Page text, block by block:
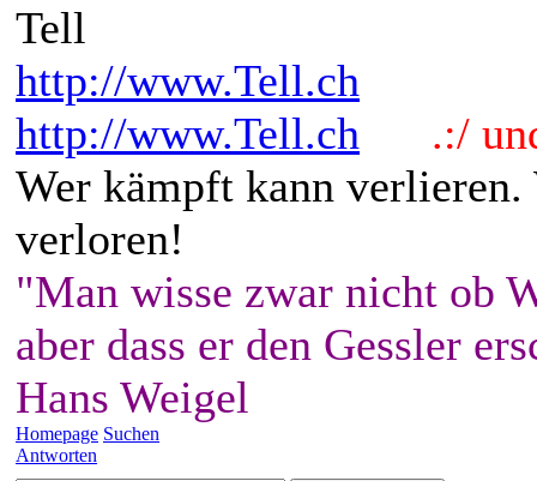
Tell
http://www.Tell.ch
http://www.Tell.ch
.:/
Wer kämpft kann
verloren!
"Man wisse zwar nicht ob
aber dass er den Gessler
Hans Weigel
Homepage Suchen
Antworten